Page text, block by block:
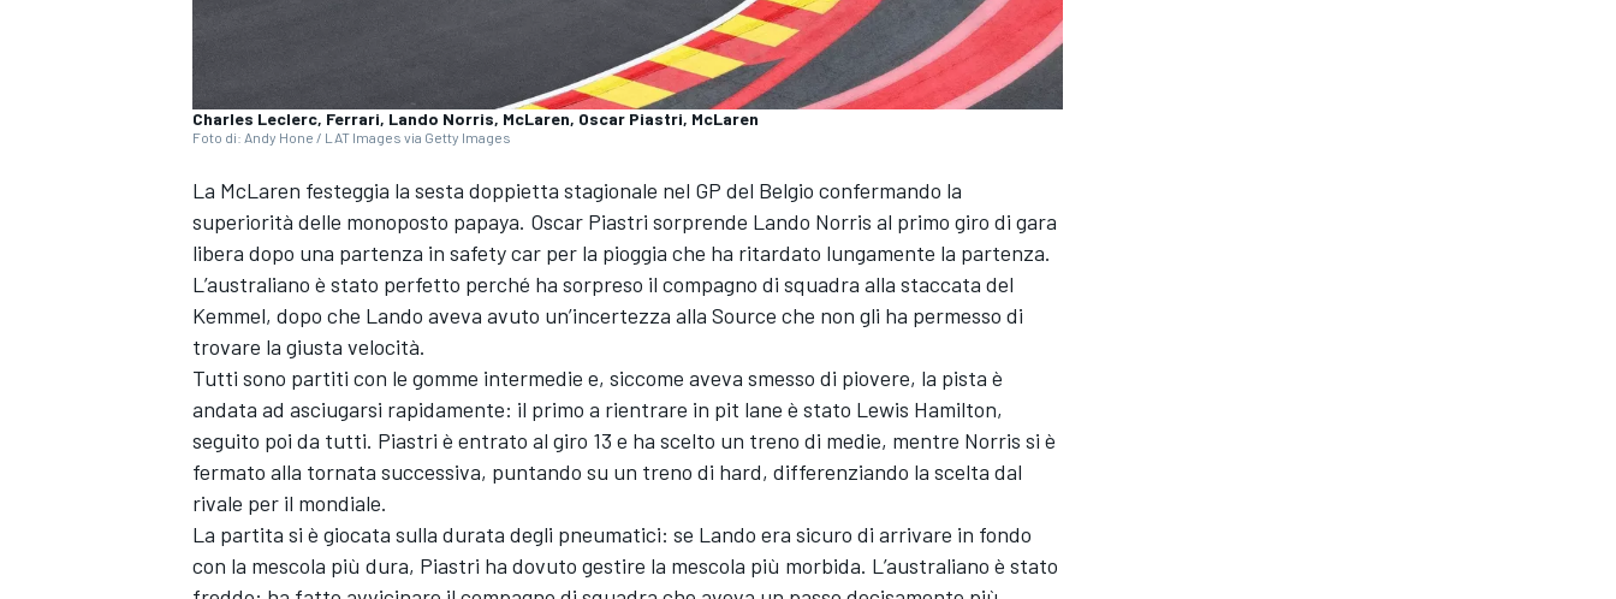
MONOPOSTO
Charles Leclerc, Ferrari, Lando Norris, McLaren, Oscar Piastri, McLaren
Foto di: Andy Hone / LAT Images via Getty Images
La McLaren festeggia la sesta doppietta stagionale nel GP del Belgio confermando la
superiorità delle monoposto papaya. Oscar Piastri sorprende Lando Norris al primo giro di gara
libera dopo una partenza in safety car per la pioggia che ha ritardato lungamente la partenza.
L’australiano è stato perfetto perché ha sorpreso il compagno di squadra alla staccata del
Kemmel, dopo che Lando aveva avuto un’incertezza alla Source che non gli ha permesso di
trovare la giusta velocità.
Tutti sono partiti con le gomme intermedie e, siccome aveva smesso di piovere, la pista è
andata ad asciugarsi rapidamente: il primo a rientrare in pit lane è stato Lewis Hamilton,
seguito poi da tutti. Piastri è entrato al giro 13 e ha scelto un treno di medie, mentre Norris si è
fermato alla tornata successiva, puntando su un treno di hard, differenziando la scelta dal
rivale per il mondiale.
La partita si è giocata sulla durata degli pneumatici: se Lando era sicuro di arrivare in fondo
con la mescola più dura, Piastri ha dovuto gestire la mescola più morbida. L’australiano è stato